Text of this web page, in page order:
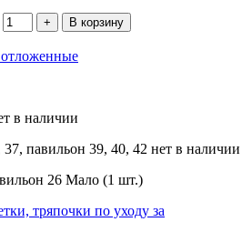
отложенные
в наличии
37, павильон 39, 40, 42 нет в наличии
26 Мало (1 шт.)
тряпочки по уходу за